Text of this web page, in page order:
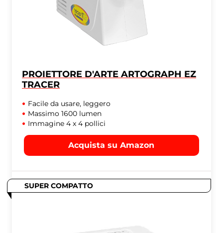
PROIETTORE D'ARTE ARTOGRAPH EZ
TRACER
Facile da usare, leggero
Massimo 1600 lumen
Immagine 4 x 4 pollici
Acquista su Amazon
SUPER COMPATTO